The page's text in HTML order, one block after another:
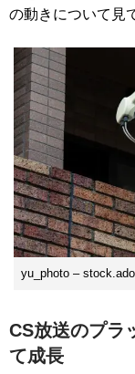
の動きについて見
yu_photo –
CS放送のプラ
て成長